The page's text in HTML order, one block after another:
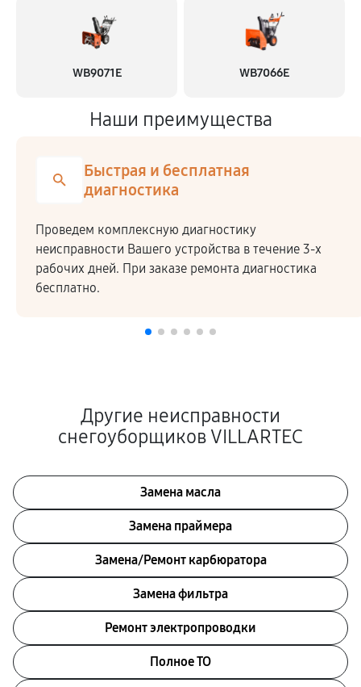
WB9071E WB7066E
Наши преимущества
Быстрая и бесплатная
диагностика
Проведем комплексную диагностику
неисправности Вашего устройства в течение 3-х
рабочих дней. При заказе ремонта диагностика
бесплатно.
Другие неисправности
снегоуборщиков VILLARTEC
Замена масла
Замена праймера
Замена/Pемонт карбюратора
Замена фильтра
Ремонт электропроводки
Полное ТО